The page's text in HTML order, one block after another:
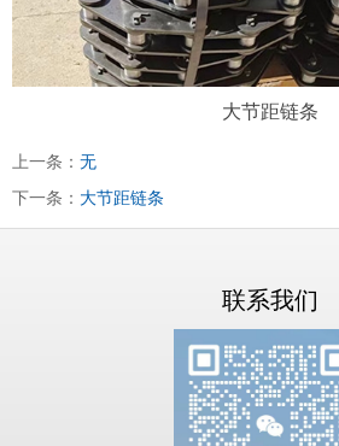
大节距链条
上一条： 无
下一条： 大节距链条
联系我们